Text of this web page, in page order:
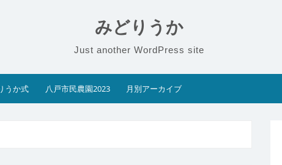
みどりうか
Just another WordPress site
うか式 八戸市民農園2023 月別アーカイブ